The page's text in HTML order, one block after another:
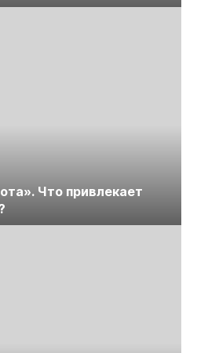
Что привлекает